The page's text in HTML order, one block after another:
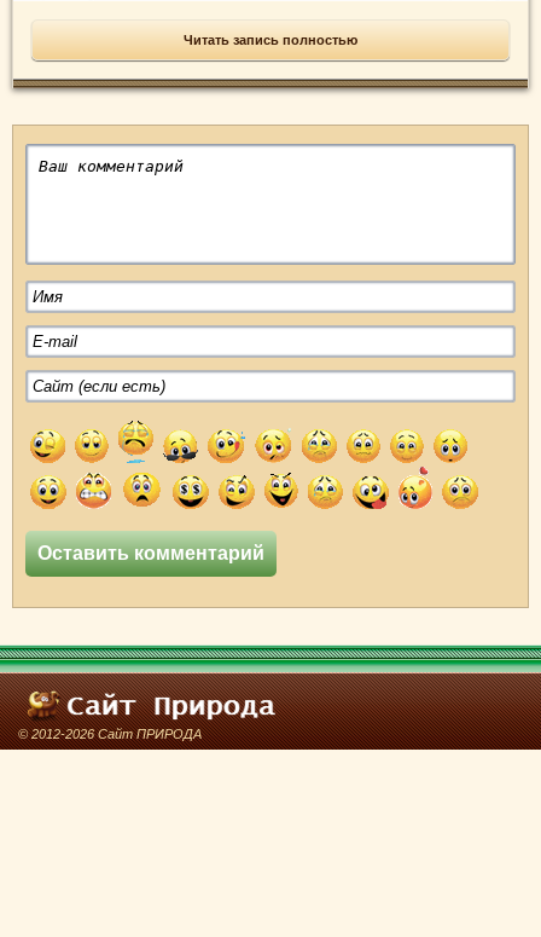
Читать запись полностью
© 2012-2026 Сайт ПРИРОДА